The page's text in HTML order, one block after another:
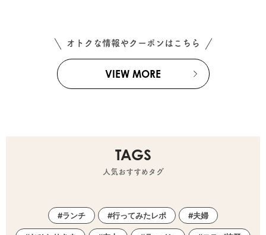
オトクな情報やクーポンはこちら
VIEW MORE
TAGS
人気おすすめタグ
ランチ 行ってみたレポ 夫婦